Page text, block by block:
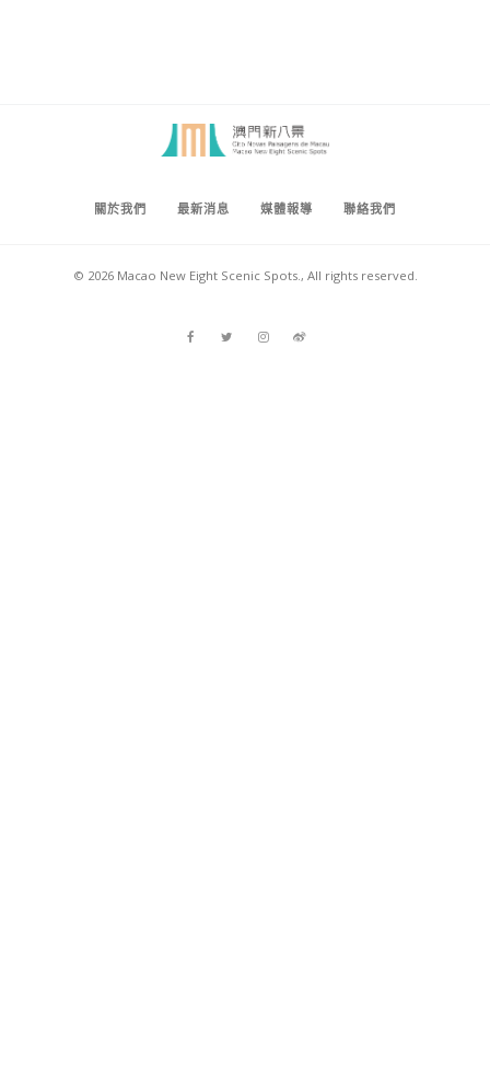
關於我們 最新消息 媒體報導 聯絡我們
© 2026 Macao New Eight Scenic Spots., All rights reserved.